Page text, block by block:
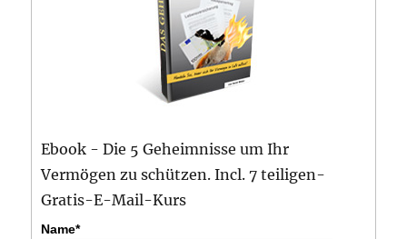
Ebook - Die 5 Geheimnisse um Ihr
Vermögen zu schützen. Incl. 7 teiligen-
Gratis-E-Mail-Kurs
Name*